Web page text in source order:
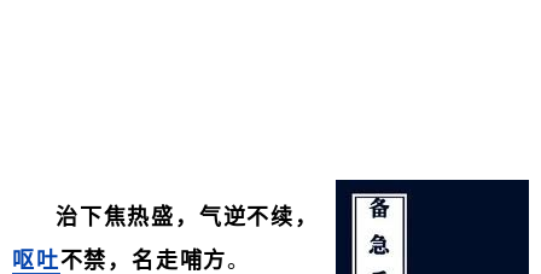
治下焦热盛，气逆不续，
呕吐不禁，名走哺方。